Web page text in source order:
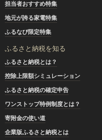
担当者おすすめ特集
地元が誇る家電特集
ふるなび限定特集
ふるさと納税を知る
ふるさと納税とは？
控除上限額シミュレーション
ふるさと納税の確定申告
ワンストップ特例制度とは？
寄附金の使い道
企業版ふるさと納税とは